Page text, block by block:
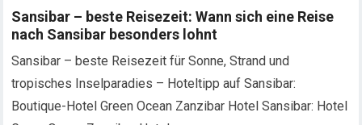
Sansibar – beste Reisezeit: Wann sich eine Reise
nach Sansibar besonders lohnt
Sansibar – beste Reisezeit für Sonne, Strand und
tropisches Inselparadies – Hoteltipp auf Sansibar:
Boutique-Hotel Green Ocean Zanzibar Hotel Sansibar: Hotel